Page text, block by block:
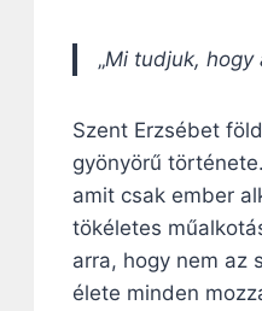
„Mi tudjuk, hogy
Szent Erzsébet
gyönyörű
amit csak ember
tökéletes
arra, hogy nem az
élete minden